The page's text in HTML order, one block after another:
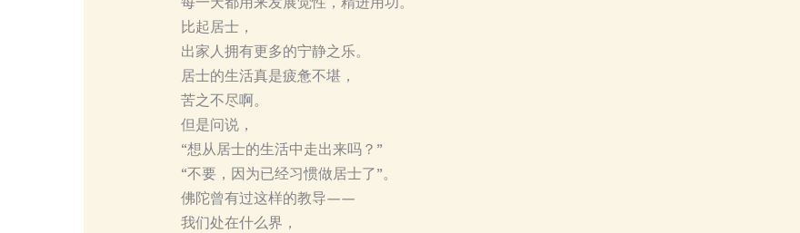
比起居士，
出家人拥有更多的宁静之乐。
居士的生活真是疲惫不堪，
苦之不尽啊。
但是问说，
“想从居士的生活中走出来吗？”
“不要，因为已经习惯做居士了”。
佛陀曾有过这样的教导——
我们处在什么界，